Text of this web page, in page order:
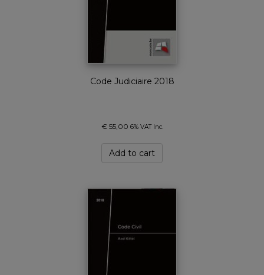
Code Judiciaire 2018
€55,00 6% VAT Inc.
Add to cart